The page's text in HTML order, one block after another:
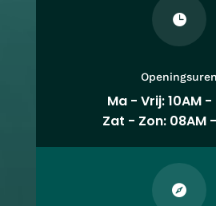

Openingsuren
Ma - Vrij: 10AM -
Zat - Zon: 08AM
